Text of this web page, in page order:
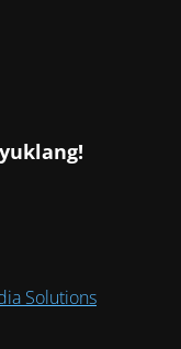
Solutions